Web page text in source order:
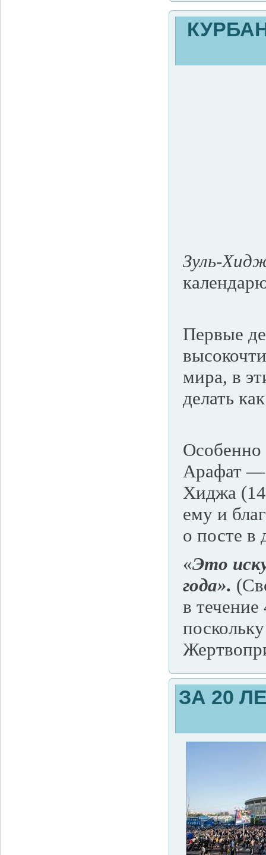
Зуль-
Первые
мира, в
делать
Особенно
Арафат —
Хиджа
ему и
о посте в
«Это
года».
в
ЗА 20